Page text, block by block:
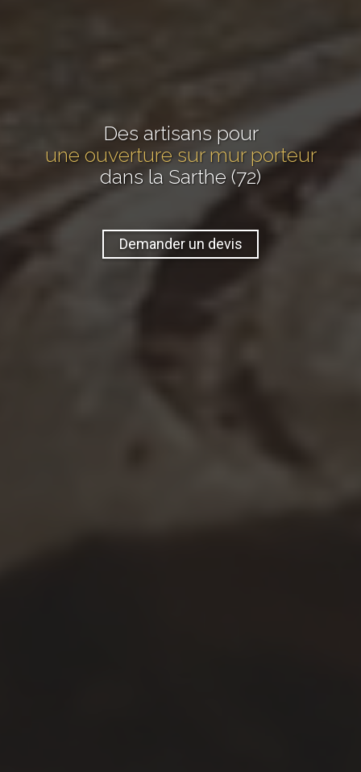
Des artisans pour
une ouverture sur mur porteur
dans la Sarthe (72)
Demander un devis